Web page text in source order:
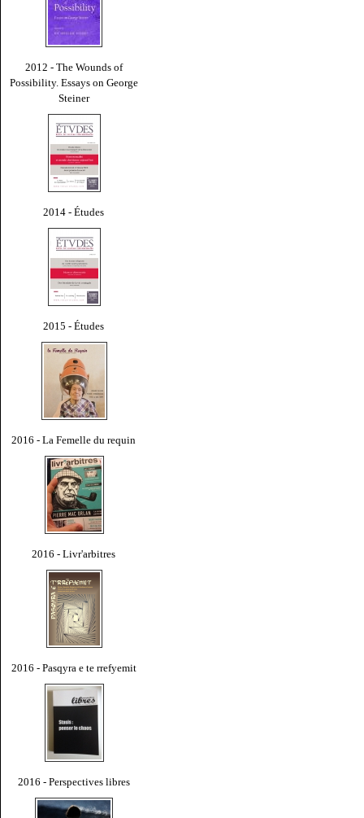
2012 - The Wounds of
Possibility. Essays on George
Steiner
2014 - Études
2015 - Études
2016 - La Femelle du requin
2016 - Livr'arbitres
2016 - Pasqyra e te rrefyemit
2016 - Perspectives libres